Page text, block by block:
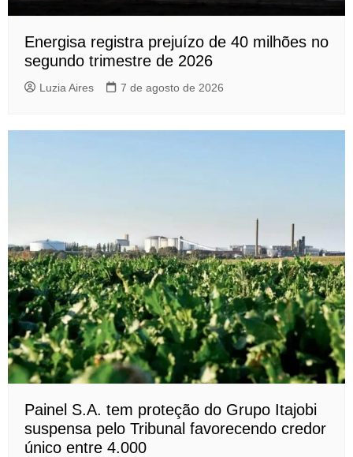
Energisa registra prejuízo de 40 milhões no
segundo trimestre de 2026
Luzia Aires 7 de agosto de 2026
Painel S.A. tem proteção do Grupo Itajobi
suspensa pelo Tribunal favorecendo credor
único entre 4.000